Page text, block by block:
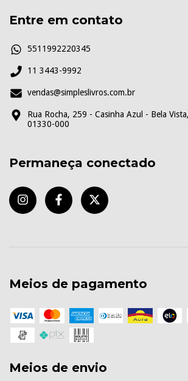
Entre em contato
5511992220345
11 3443-9992
vendas@simpleslivros.com.br
Rua Rocha, 259 - Casinha Azul - Bela
01330-000
Permaneça conectado
Meios de pagamento
Meios de envio